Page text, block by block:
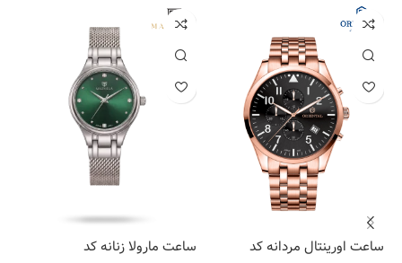
ساعت اورینتال مردانه کد
ساعت مارولا زنانه کد